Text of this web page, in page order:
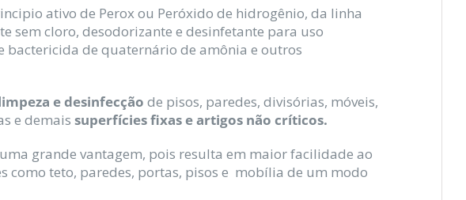
ativo de Perox ou Peróxido de hidrogênio, da linha
sem cloro, desodorizante e desinfetante para uso
bactericida de quaternário de amônia e outros
e desinfecção de pisos, paredes, divisórias, móveis,
e demais superfícies fixas e artigos não críticos.
grande vantagem, pois resulta em maior facilidade ao
como teto, paredes, portas, pisos e mobília de um modo